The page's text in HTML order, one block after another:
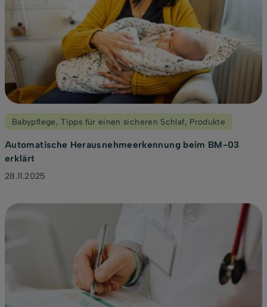
Babypflege, Tipps für einen sicheren Schlaf, Produkte
Automatische Herausnehmeerkennung beim BM-03
erklärt
28.11.2025